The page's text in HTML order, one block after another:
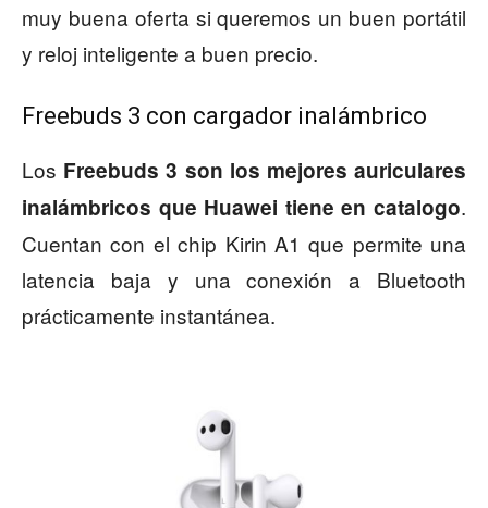
muy buena oferta si queremos un buen portátil
y reloj inteligente a buen precio.
Freebuds 3 con cargador inalámbrico
Los Freebuds 3 son los mejores auriculares
inalámbricos que Huawei tiene en catalogo.
Cuentan con el chip Kirin A1 que permite una
latencia baja y una conexión a Bluetooth
prácticamente instantánea.